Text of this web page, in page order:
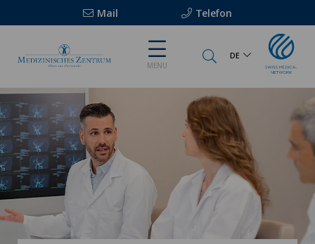
Mail Telefon
MENU
DE